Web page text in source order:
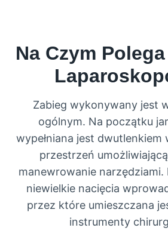
Na Czym
Zabieg wykonywany jest
ogólnym. Na początku
wypełniana jest
przestrzeń
manewrowanie narzędziami.
niewielkie nacięcia
przez które umieszczana
instrumenty